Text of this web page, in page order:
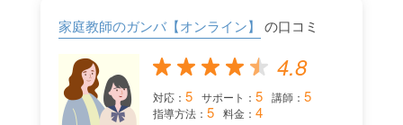
家庭教師のガンバ【オンライン】 の口コミ
4.8
対応： 5 サポート： 5 講師： 5
指導方法： 5 料金： 4